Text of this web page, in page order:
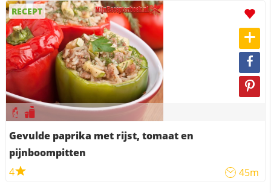
RECEPT
Gevulde paprika met rijst, tomaat en
pijnboompitten
4
45m